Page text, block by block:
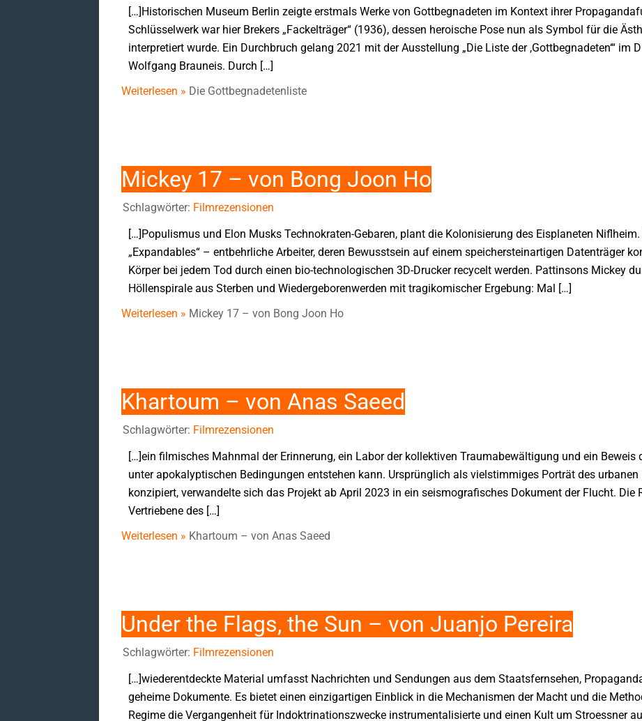
[…]Historischen Museum Berlin zeigte erstmals Werke von Gottbegnadeten im Kontext ihrer
Schlüsselwerk war hier Brekers „Fackelträger“ (1936), dessen heroische Pose nun als Symbol für die
interpretiert wurde. Ein Durchbruch gelang 2021 mit der Ausstellung „Die Liste der ,Gottbegnadeten‘“ im
Wolfgang Brauneis. Durch […]
Weiterlesen » Die Gottbegnadetenliste
Mickey 17 – von Bong Joon Ho
Schlagwörter: Filmrezensionen
[…]Populismus und Elon Musks Technokraten-Gebaren, plant die Kolonisierung des Eisplaneten
„Expandables“ – entbehrliche Arbeiter, deren Bewusstsein auf einem speichersteinartigen Datenträger
Körper bei jedem Tod durch einen bio-technologischen 3D-Drucker recycelt werden. Pattinsons Mickey
Höllenspirale aus Sterben und Wiedergeborenwerden mit tragikomischer Ergebung: Mal […]
Weiterlesen » Mickey 17 – von Bong Joon Ho
Khartoum – von Anas Saeed
Schlagwörter: Filmrezensionen
[…]ein filmisches Mahnmal der Erinnerung, ein Labor der kollektiven Traumabewältigung und ein Beweis
unter apokalyptischen Bedingungen entstehen kann. Ursprünglich als vielstimmiges Porträt des
konzipiert, verwandelte sich das Projekt ab April 2023 in ein seismografisches Dokument der Flucht. Die
Vertriebene des […]
Weiterlesen » Khartoum – von Anas Saeed
Under the Flags, the Sun – von Juanjo Pereira
Schlagwörter: Filmrezensionen
[…]wiederentdeckte Material umfasst Nachrichten und Sendungen aus dem Staatsfernsehen,
geheime Dokumente. Es bietet einen einzigartigen Einblick in die Mechanismen der Macht und die
Regime die Vergangenheit für Indoktrinationszwecke instrumentalisierte und einen Kult um Stroessner